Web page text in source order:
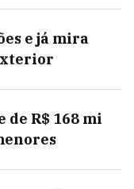
e já mira
R$ 168 mi